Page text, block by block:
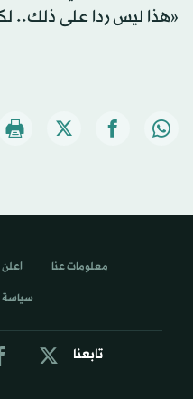
«هذا ليس ردا على ذلك..
تابعنا
معلومات عنا